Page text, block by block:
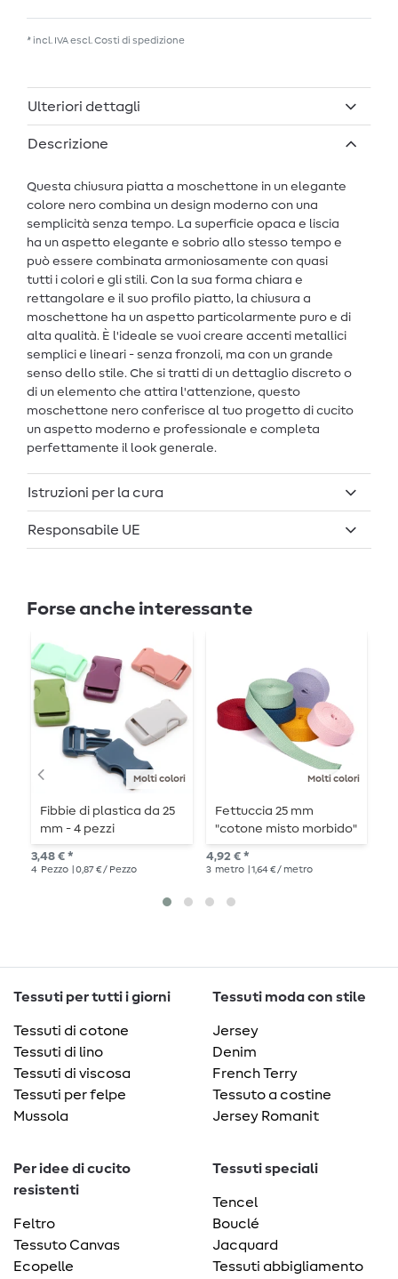
* incl. IVA escl.Costi di spedizione
Ulteriori dettagli
Descrizione
Questa chiusura piatta a moschettone in un elegante
colore nero combina un design moderno con una
semplicità senza tempo. La superficie opaca e liscia
ha un aspetto elegante e sobrio allo stesso tempo e
può essere combinata armoniosamente con quasi
tutti i colori e gli stili. Con la sua forma chiara e
rettangolare e il suo profilo piatto, la chiusura a
moschettone ha un aspetto particolarmente puro e di
alta qualità. È l'ideale se vuoi creare accenti metallici
semplici e lineari - senza fronzoli, ma con un grande
senso dello stile. Che si tratti di un dettaglio discreto o
di un elemento che attira l'attenzione, questo
moschettone nero conferisce al tuo progetto di cucito
un aspetto moderno e professionale e completa
perfettamente il look generale.
Istruzioni per la cura
Responsabile UE
Forse anche interessante
Molti colori
Fibbie di plastica da 25
mm - 4 pezzi
3,48 € *
4 Pezzo | 0,87 € / Pezzo
Molti colori
Fettuccia 25 mm
"cotone misto morbido"
- lunghezza 3 m
4,92 € *
3 metro | 1,64 € / metro
Tessuti per tutti i giorni
Tessuti di cotone
Tessuti di lino
Tessuti di viscosa
Tessuti per felpe
Mussola
Tessuti moda con stile
Jersey
Denim
French Terry
Tessuto a costine
Jersey Romanit
Per idee di cucito
resistenti
Feltro
Tessuto Canvas
Ecopelle
Tessuti speciali
Tencel
Bouclé
Jacquard
Tessuti abbigliamento